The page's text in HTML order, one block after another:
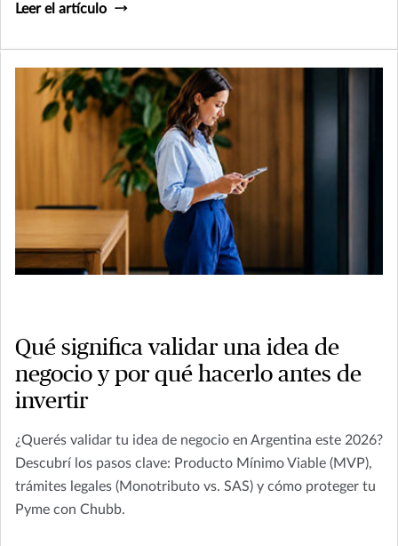
Leer el artículo
Qué significa validar una idea de
negocio y por qué hacerlo antes de
invertir
¿Querés validar tu idea de negocio en Argentina este 2026?
Descubrí los pasos clave: Producto Mínimo Viable (MVP),
trámites legales (Monotributo vs. SAS) y cómo proteger tu
Pyme con Chubb.